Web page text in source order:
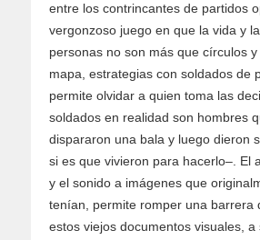
entre los contrincantes de partidos
vergonzoso juego en que la vida y
personas no son más que círculos
mapa, estrategias con soldados de
permite olvidar a quien toma las
soldados en realidad son hombres
dispararon una bala y luego dieron
si es que vivieron para hacerlo–. El
y el sonido a imágenes que
tenían, permite romper una barrera
estos viejos documentos visuales,